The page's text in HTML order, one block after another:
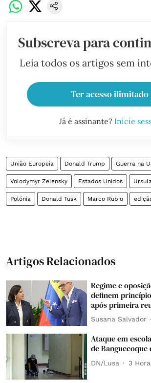
Subscreva para
Leia todos os artigos sem
Ter acesso ilimitado
Já é assinante? Inicie
União Europeia Donald Trump Guerra na
Volodymyr Zelensky Estados Unidos
Polónia Donald Tusk Marco Rubio
Artigos Relacionados
Regime e
definem
após primeira
Susana Salvador
Ataque em
de
DN/Lusa 3